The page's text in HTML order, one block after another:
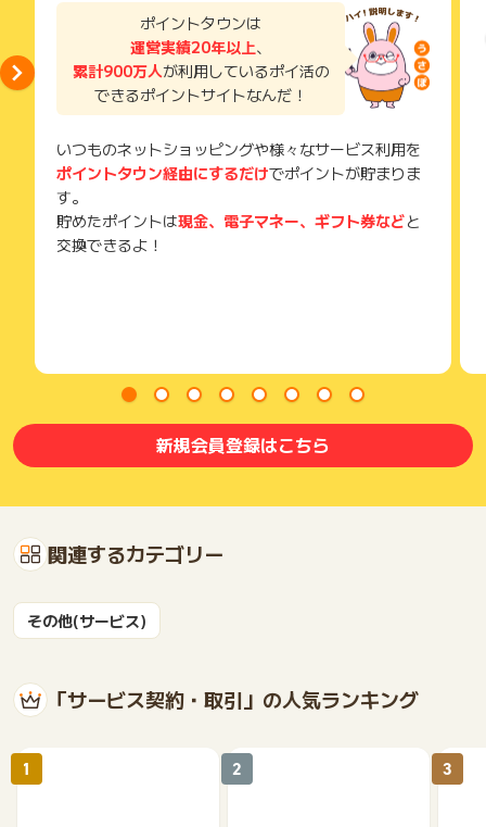
ポイントタウンは
運営実績20年以上、
累計900万人が利用しているポイ活の
できるポイントサイトなんだ！
いつものネットショッピングや様々なサービス利用を
ポイントタウン経由にするだけでポイントが貯まりま
す。
貯めたポイントは現金、電子マネー、ギフト券などと
交換できるよ！
新規会員登録はこちら
関連するカテゴリー
その他(サービス)
「サービス契約・取引」の人気ランキング
1 2 3